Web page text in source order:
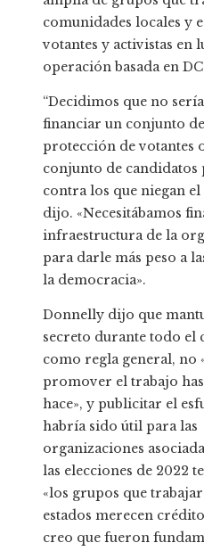
comunidades locales y
votantes y activistas en
operación basada en
“Decidimos que no
financiar un conjunto
protección de votantes
conjunto de candidatos
contra los que niegan el
dijo. «Necesitábamos
infraestructura de la
para darle más peso a
la democracia».
Donnelly dijo que
secreto durante todo el
como regla general, no
promover el trabajo
hace», y publicitar el
habría sido útil para las
organizaciones
las elecciones de 2022
«los grupos que
estados merecen
creo que fueron